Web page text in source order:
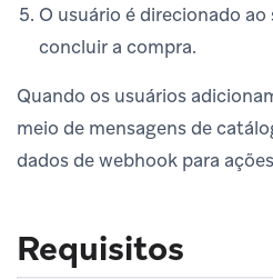
O usuário é direcionado
concluir a compra.
Quando os usuários
meio de mensagens de
dados de webhook para
Requisitos